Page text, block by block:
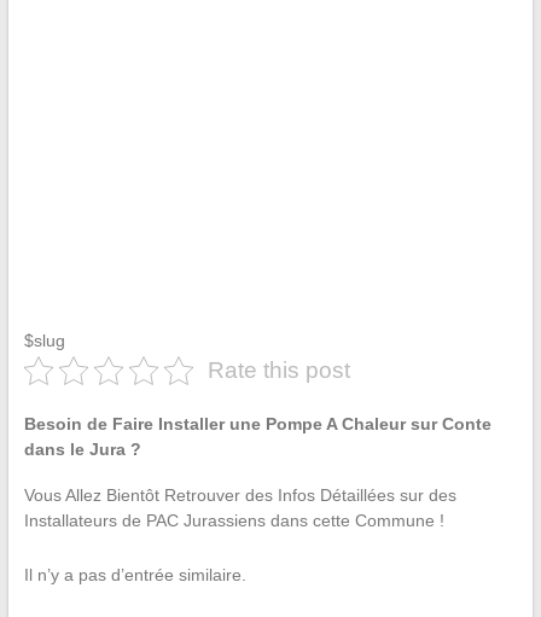
$slug
Rate this post
Besoin de Faire Installer une Pompe A Chaleur sur Conte
dans le Jura ?
Vous Allez Bientôt Retrouver des Infos Détaillées sur des
Installateurs de PAC Jurassiens dans cette Commune !
Il n’y a pas d’entrée similaire.